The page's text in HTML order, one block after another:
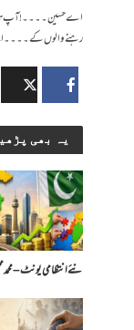
اے حسین ۔۔۔۔ ! آپ تا
رہنے والوں کے۔۔۔۔
یہ بھی
​نئے انتظامی یونٹ –